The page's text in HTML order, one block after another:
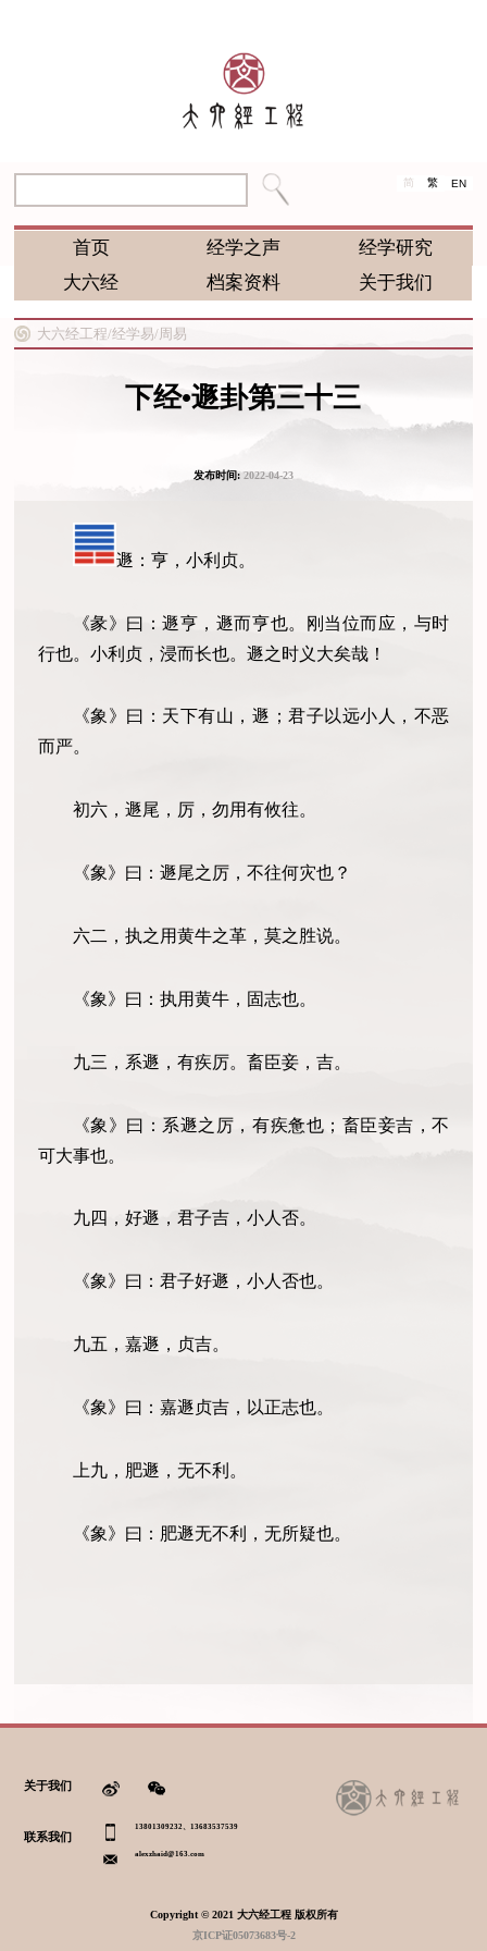
简 繁 EN
首页 经学之声
经学研究
大六经
档案资料 关于我们
大六经工程/经学易/ 周易
下经•遯卦第三十三
发布时间:2022-04-23
遯：亨，小利贞。
《彖》曰：遯亨，遯而亨也。刚当位而应，与时
行也。小利贞，浸而长也。遯之时义大矣哉！
《象》曰：天下有山，遯；君子以远小人，不恶
而严。
初六，遯尾，厉，勿用有攸往。
《象》曰：遯尾之厉，不往何灾也？
六二，执之用黄牛之革，莫之胜说。
《象》曰：执用黄牛，固志也。
九三，系遯，有疾厉。畜臣妾，吉。
《象》曰：系遯之厉，有疾惫也；畜臣妾吉，不
可大事也。
九四，好遯，君子吉，小人否。
《象》曰：君子好遯，小人否也。
九五，嘉遯，贞吉。
《象》曰：嘉遯贞吉，以正志也。
上九，肥遯，无不利。
《象》曰：肥遯无不利，无所疑也。
关于我们
联系我们
13801309232、13683537539
alexzhaid@163.com
Copyright © 2021 大六经工程 版权所有
京ICP证05073683号-2